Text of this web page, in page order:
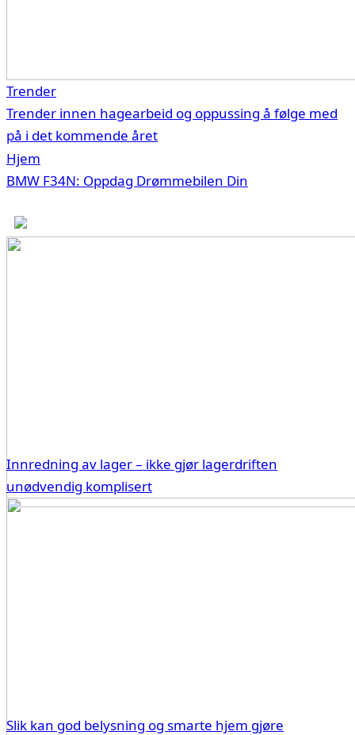
Trender
Trender innen hagearbeid og oppussing å følge med
på i det kommende året
Hjem
BMW F34N: Oppdag Drømmebilen Din
Innredning av lager – ikke gjør lagerdriften
unødvendig komplisert
Slik kan god belysning og smarte hjem gjøre